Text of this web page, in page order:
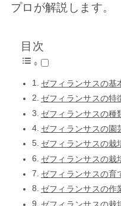
プロが解説します。
目次
ゼフィランサスの基
ゼフィランサスの特
ゼフィランサスの種
ゼフィランサスの園
ゼフィランサスの栽
ゼフィランサスの栽
ゼフィランサスの育
ゼフィランサスの作